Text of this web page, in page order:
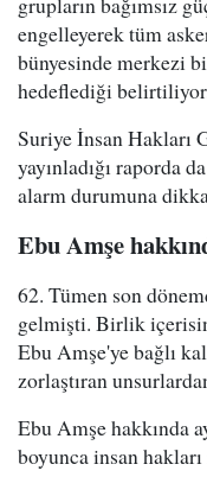
engelleyerek tüm
bünyesinde merkezi
hedeflediği
Suriye İnsan Hakları
yayınladığı raporda
alarm durumuna
Ebu Amşe
62. Tümen son
gelmişti. Birlik
Ebu Amşe'ye bağlı
zorlaştıran
Ebu Amşe hakkında
boyunca insan